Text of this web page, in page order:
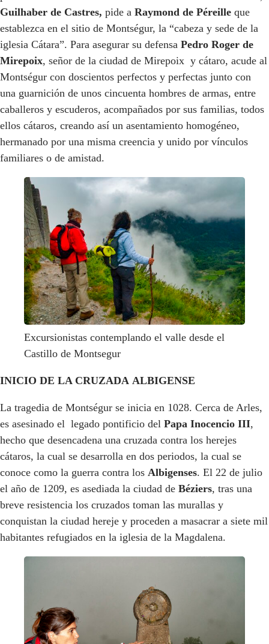
Guilhaber de Castres, pide a Raymond de Péreille que
establezca en el sitio de Montségur, la “cabeza y sede de la
iglesia Cátara”. Para asegurar su defensa Pedro Roger de
Mirepoix, señor de la ciudad de Mirepoix y cátaro, acude al
Montségur con doscientos perfectos y perfectas junto con
una guarnición de unos cincuenta hombres de armas, entre
caballeros y escuderos, acompañados por sus familias, todos
ellos cátaros, creando así un asentamiento homogéneo,
hermanado por una misma creencia y unido por vínculos
familiares o de amistad.
Excursionistas contemplando el valle desde el
Castillo de Montsegur
INICIO DE LA CRUZADA ALBIGENSE
La tragedia de Montségur se inicia en 1028. Cerca de Arles,
es asesinado el legado pontificio del Papa Inocencio III,
hecho que desencadena una cruzada contra los herejes
cátaros, la cual se desarrolla en dos periodos, la cual se
conoce como la guerra contra los Albigenses. El 22 de julio
el año de 1209, es asediada la ciudad de Béziers, tras una
breve resistencia los cruzados toman las murallas y
conquistan la ciudad hereje y proceden a masacrar a siete mil
habitantes refugiados en la iglesia de la Magdalena.